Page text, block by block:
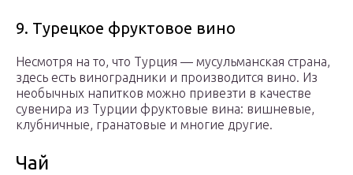
9. Турецкое фруктовое вино
Несмотря на то, что Турция — мусульманская страна,
здесь есть виноградники и производится вино. Из
необычных напитков можно привезти в качестве
сувенира из Турции фруктовые вина: вишневые,
клубничные, гранатовые и многие другие.
Чай